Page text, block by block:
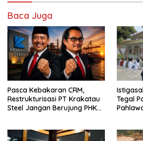
Baca Juga
Pasca Kebakaran CRM,
Restrukturisasi PT Krakatau
Steel Jangan Berujung PHK
Tegal